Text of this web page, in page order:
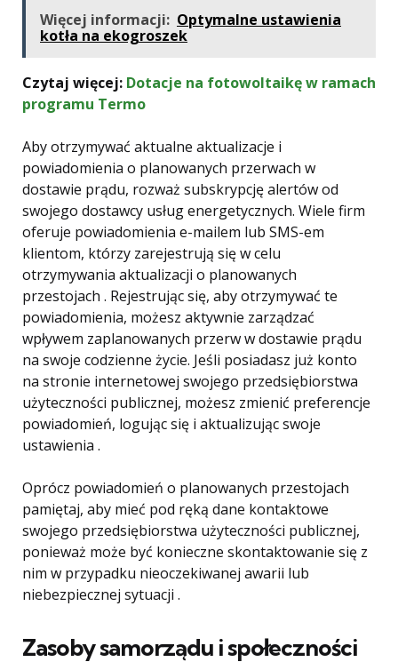
Więcej informacji: Optymalne ustawienia
kotła na ekogroszek
Czytaj więcej: Dotacje na fotowoltaikę w ramach
programu Termo
Aby otrzymywać aktualne aktualizacje i
powiadomienia o planowanych przerwach w
dostawie prądu, rozważ subskrypcję alertów od
swojego dostawcy usług energetycznych. Wiele firm
oferuje powiadomienia e-mailem lub SMS-em
klientom, którzy zarejestrują się w celu
otrzymywania aktualizacji o planowanych
przestojach . Rejestrując się, aby otrzymywać te
powiadomienia, możesz aktywnie zarządzać
wpływem zaplanowanych przerw w dostawie prądu
na swoje codzienne życie. Jeśli posiadasz już konto
na stronie internetowej swojego przedsiębiorstwa
użyteczności publicznej, możesz zmienić preferencje
powiadomień, logując się i aktualizując swoje
ustawienia .
Oprócz powiadomień o planowanych przestojach
pamiętaj, aby mieć pod ręką dane kontaktowe
swojego przedsiębiorstwa użyteczności publicznej,
ponieważ może być konieczne skontaktowanie się z
nim w przypadku nieoczekiwanej awarii lub
niebezpiecznej sytuacji .
Zasoby samorządu i społeczności